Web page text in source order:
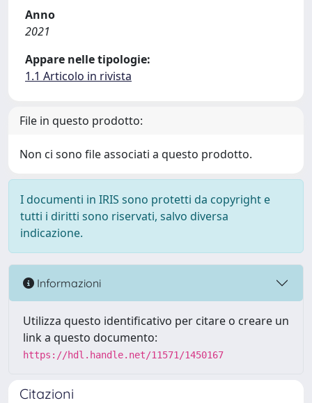
Anno
2021
Appare nelle tipologie:
1.1 Articolo in rivista
File in questo prodotto:
Non ci sono file associati a questo prodotto.
I documenti in IRIS sono protetti da copyright e
tutti i diritti sono riservati, salvo diversa
indicazione.
Informazioni
Utilizza questo identificativo per citare o creare un
link a questo documento:
https://hdl.handle.net/11571/1450167
Citazioni